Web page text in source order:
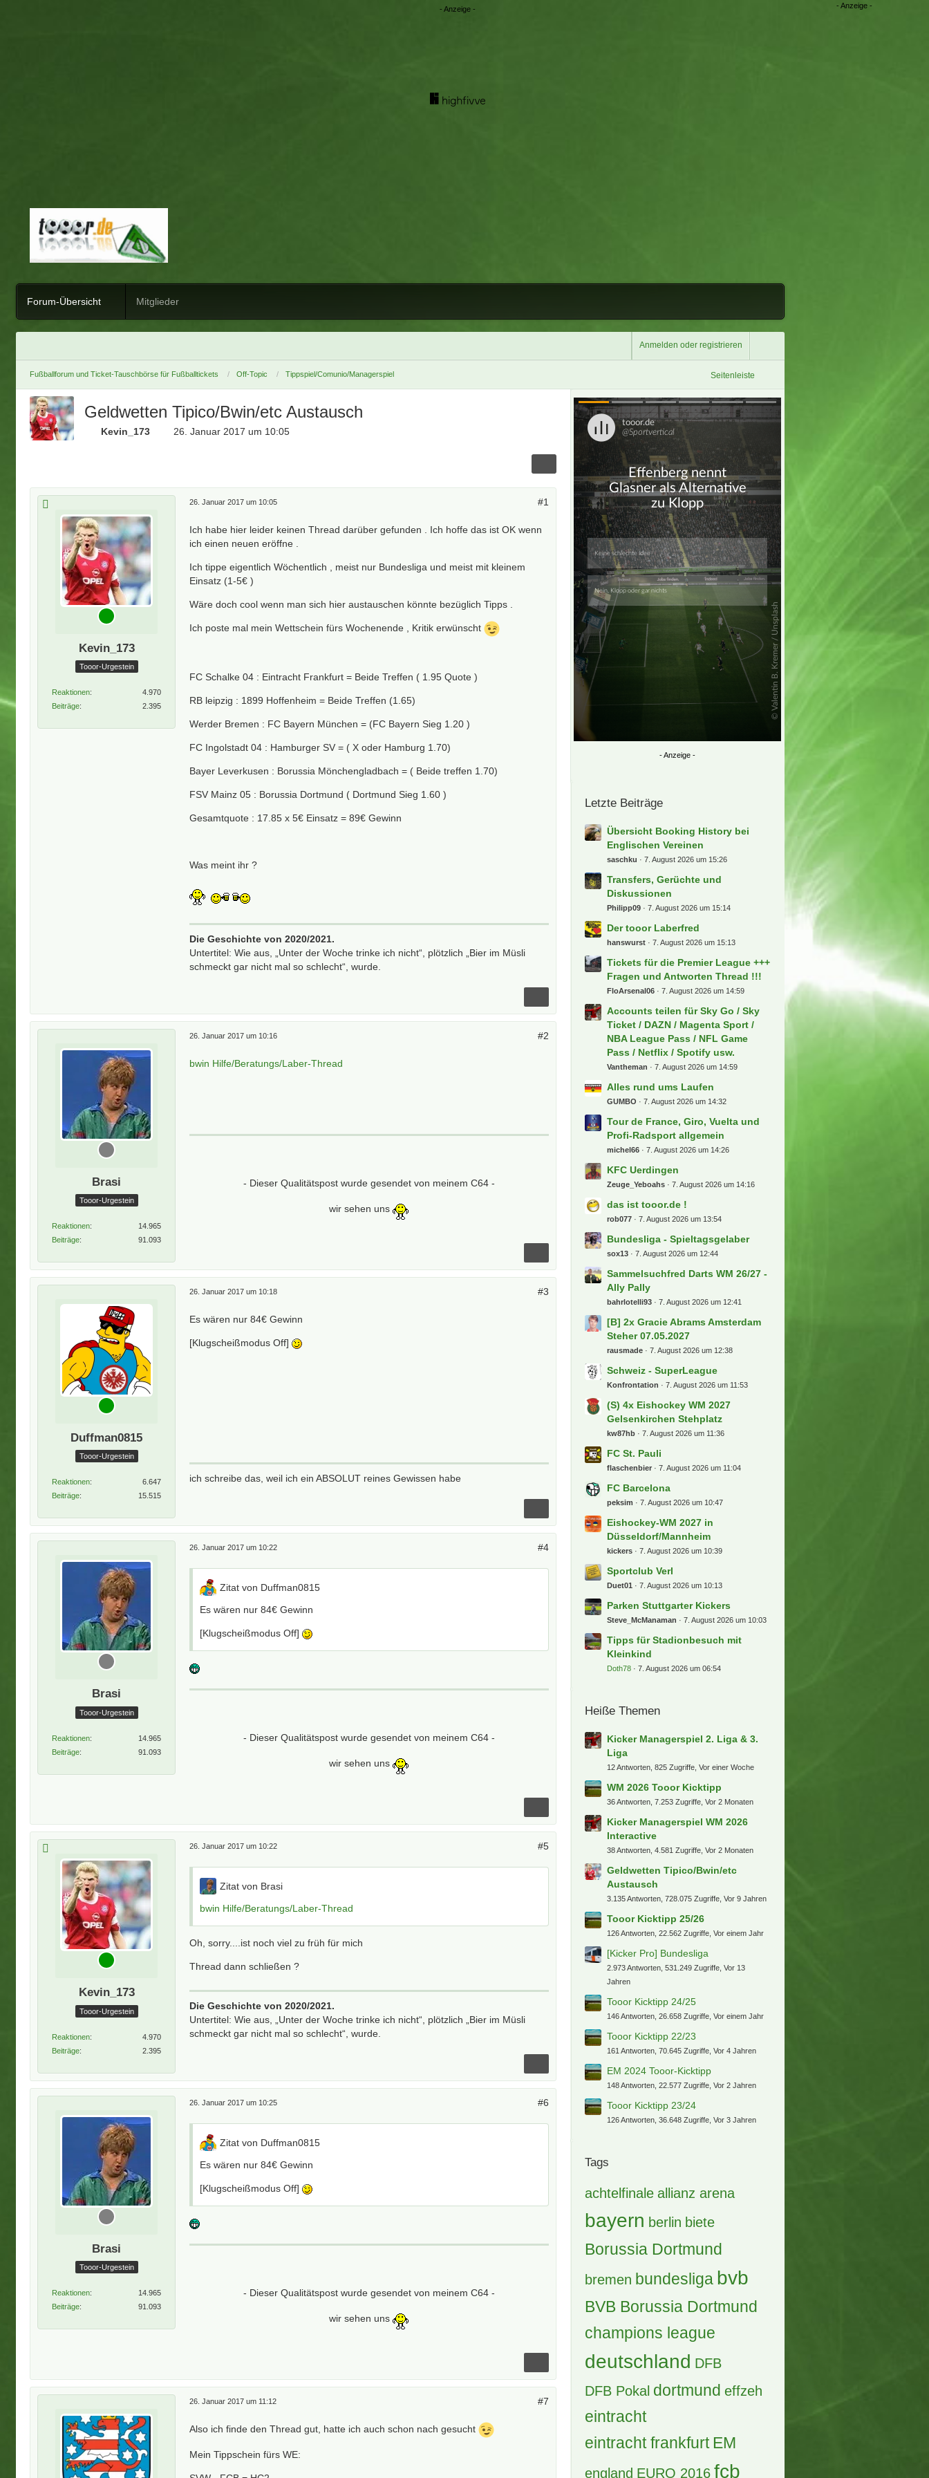
Forum-Übersicht Mitglieder
Anmelden oder registrieren
Fußballforum und Ticket-Tauschbörse für Fußballtickets Off-Topic Tippspiel/Comunio/Managerspiel Seitenleiste
Geldwetten Tipico/Bwin/etc Austausch
Kevin_173 26. Januar 2017 um 10:05
Kevin_173
Tooor-Urgestein
Reaktionen
4.970
Beiträge
2.395
26. Januar 2017 um 10:05 #1
Ich habe hier leider keinen Thread darüber gefunden . Ich hoffe das ist OK wenn
ich einen neuen eröffne .
Ich tippe eigentlich Wöchentlich , meist nur Bundesliga und meist mit kleinem
Einsatz (1-5€ )
Wäre doch cool wenn man sich hier austauschen könnte bezüglich Tipps .
Ich poste mal mein Wettschein fürs Wochenende , Kritik erwünscht
FC Schalke 04 : Eintracht Frankfurt = Beide Treffen ( 1.95 Quote )
RB leipzig : 1899 Hoffenheim = Beide Treffen (1.65)
Werder Bremen : FC Bayern München = (FC Bayern Sieg 1.20 )
FC Ingolstadt 04 : Hamburger SV = ( X oder Hamburg 1.70)
Bayer Leverkusen : Borussia Mönchengladbach = ( Beide treffen 1.70)
FSV Mainz 05 : Borussia Dortmund ( Dortmund Sieg 1.60 )
Gesamtquote : 17.85 x 5€ Einsatz = 89€ Gewinn
Was meint ihr ?
Die Geschichte von 2020/2021.
Untertitel: Wie aus, „Unter der Woche trinke ich nicht“, plötzlich „Bier im Müsli
schmeckt gar nicht mal so schlecht“, wurde.
Brasi
Tooor-Urgestein
Reaktionen
14.965
Beiträge
91.093
26. Januar 2017 um 10:16 #2
bwin Hilfe/Beratungs/Laber-Thread
- Dieser Qualitätspost wurde gesendet von meinem C64 -
wir sehen uns
Duffman0815
Tooor-Urgestein
Reaktionen
6.647
Beiträge
15.515
26. Januar 2017 um 10:18 #3
Es wären nur 84€ Gewinn
[Klugscheißmodus Off]
ich schreibe das, weil ich ein ABSOLUT reines Gewissen habe
Brasi
Tooor-Urgestein
Reaktionen
14.965
Beiträge
91.093
26. Januar 2017 um 10:22 #4
Zitat von Duffman0815
Es wären nur 84€ Gewinn
[Klugscheißmodus Off]
- Dieser Qualitätspost wurde gesendet von meinem C64 -
wir sehen uns
Kevin_173
Tooor-Urgestein
Reaktionen
4.970
Beiträge
2.395
26. Januar 2017 um 10:22 #5
Zitat von Brasi
bwin Hilfe/Beratungs/Laber-Thread
Oh, sorry....ist noch viel zu früh für mich
Thread dann schließen ?
Die Geschichte von 2020/2021.
Untertitel: Wie aus, „Unter der Woche trinke ich nicht“, plötzlich „Bier im Müsli
schmeckt gar nicht mal so schlecht“, wurde.
Brasi
Tooor-Urgestein
Reaktionen
14.965
Beiträge
91.093
26. Januar 2017 um 10:25 #6
Zitat von Duffman0815
Es wären nur 84€ Gewinn
[Klugscheißmodus Off]
- Dieser Qualitätspost wurde gesendet von meinem C64 -
wir sehen uns
26. Januar 2017 um 11:12 #7
Also ich finde den Thread gut, hatte ich auch schon nach gesucht
Mein Tippschein fürs WE:
Überspringen
Letzte Beiträge
Übersicht Booking History bei
Englischen Vereinen
saschku 7. August 2026 um 15:26
Transfers, Gerüchte und
Diskussionen
Philipp09 7. August 2026 um 15:14
Der tooor Laberfred
hanswurst 7. August 2026 um 15:13
Tickets für die Premier League +++
Fragen und Antworten Thread !!!
FloArsenal06 7. August 2026 um 14:59
Accounts teilen für Sky Go / Sky
Ticket / DAZN / Magenta Sport /
NBA League Pass / NFL Game
Pass / Netflix / Spotify usw.
Vantheman 7. August 2026 um 14:59
Alles rund ums Laufen
GUMBO 7. August 2026 um 14:32
Tour de France, Giro, Vuelta und
Profi-Radsport allgemein
michel66 7. August 2026 um 14:26
KFC Uerdingen
Zeuge_Yeboahs 7. August 2026 um 14:16
das ist tooor.de !
rob077 7. August 2026 um 13:54
Bundesliga - Spieltagsgelaber
sox13 7. August 2026 um 12:44
Sammelsuchfred Darts WM 26/27 -
Ally Pally
bahrlotelli93 7. August 2026 um 12:41
[B] 2x Gracie Abrams Amsterdam
Steher 07.05.2027
rausmade 7. August 2026 um 12:38
Schweiz - SuperLeague
Konfrontation 7. August 2026 um 11:53
(S) 4x Eishockey WM 2027
Gelsenkirchen Stehplatz
kw87hb 7. August 2026 um 11:36
FC St. Pauli
flaschenbier 7. August 2026 um 11:04
FC Barcelona
peksim 7. August 2026 um 10:47
Eishockey-WM 2027 in
Düsseldorf/Mannheim
kickers 7. August 2026 um 10:39
Sportclub Verl
Duet01 7. August 2026 um 10:13
Parken Stuttgarter Kickers
Steve_McManaman 7. August 2026 um 10:03
Tipps für Stadionbesuch mit
Kleinkind
Doth78 7. August 2026 um 06:54
Heiße Themen
Kicker Managerspiel 2. Liga & 3.
Liga
12 Antworten, 825 Zugriffe, Vor einer Woche
WM 2026 Tooor Kicktipp
36 Antworten, 7.253 Zugriffe, Vor 2 Monaten
Kicker Managerspiel WM 2026
Interactive
38 Antworten, 4.581 Zugriffe, Vor 2 Monaten
Geldwetten Tipico/Bwin/etc
Austausch
3.135 Antworten, 728.075 Zugriffe, Vor 9 Jahren
Tooor Kicktipp 25/26
126 Antworten, 22.562 Zugriffe, Vor einem Jahr
[Kicker Pro] Bundesliga
2.973 Antworten, 531.249 Zugriffe, Vor 13
Jahren
Tooor Kicktipp 24/25
146 Antworten, 26.658 Zugriffe, Vor einem Jahr
Tooor Kicktipp 22/23
161 Antworten, 70.645 Zugriffe, Vor 4 Jahren
EM 2024 Tooor-Kicktipp
148 Antworten, 22.577 Zugriffe, Vor 2 Jahren
Tooor Kicktipp 23/24
126 Antworten, 36.648 Zugriffe, Vor 3 Jahren
Tags
achtelfinale allianz arena
bayern berlin biete
Borussia Dortmund
bremen bundesliga bvb
BVB Borussia Dortmund
champions league
deutschland DFB
DFB Pokal dortmund effzeh
eintracht
eintracht frankfurt EM
england EURO 2016 fcb